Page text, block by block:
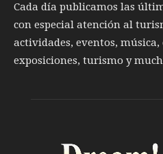
Cada día publicamos las
con especial atención al
actividades, eventos,
exposiciones, turismo y